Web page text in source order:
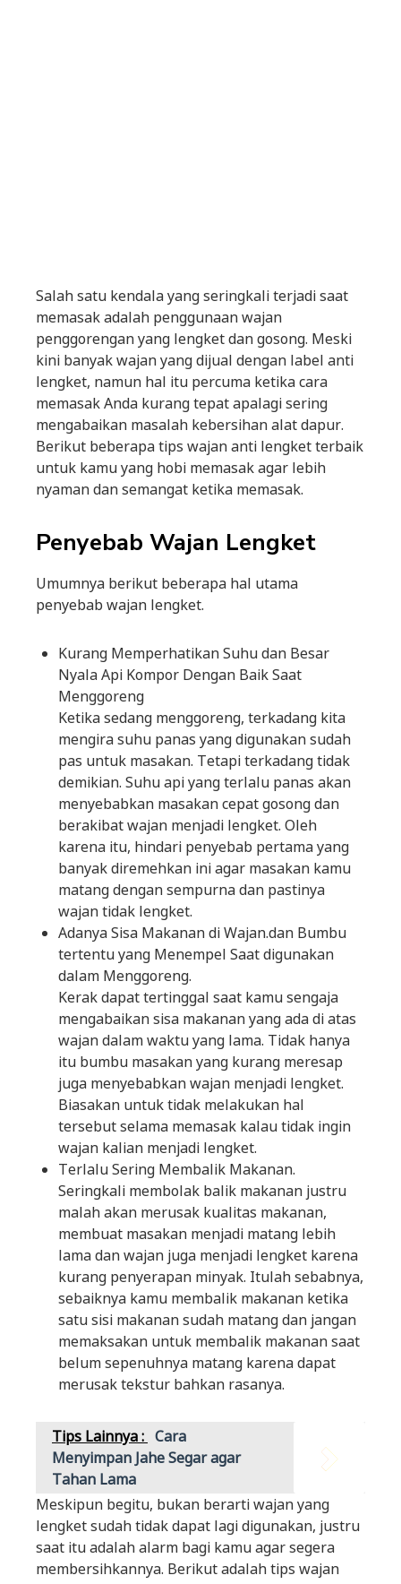
Salah satu kendala yang seringkali terjadi saat
memasak adalah penggunaan wajan
penggorengan yang lengket dan gosong. Meski
kini banyak wajan yang dijual dengan label anti
lengket, namun hal itu percuma ketika cara
memasak Anda kurang tepat apalagi sering
mengabaikan masalah kebersihan alat dapur.
Berikut beberapa tips wajan anti lengket terbaik
untuk kamu yang hobi memasak agar lebih
nyaman dan semangat ketika memasak.
Penyebab Wajan Lengket
Umumnya berikut beberapa hal utama
penyebab wajan lengket.
Kurang Memperhatikan Suhu dan Besar
Nyala Api Kompor Dengan Baik Saat
Menggoreng
Ketika sedang menggoreng, terkadang kita
mengira suhu panas yang digunakan sudah
pas untuk masakan. Tetapi terkadang tidak
demikian. Suhu api yang terlalu panas akan
menyebabkan masakan cepat gosong dan
berakibat wajan menjadi lengket. Oleh
karena itu, hindari penyebab pertama yang
banyak diremehkan ini agar masakan kamu
matang dengan sempurna dan pastinya
wajan tidak lengket.
Adanya Sisa Makanan di Wajan.dan Bumbu
tertentu yang Menempel Saat digunakan
dalam Menggoreng.
Kerak dapat tertinggal saat kamu sengaja
mengabaikan sisa makanan yang ada di atas
wajan dalam waktu yang lama. Tidak hanya
itu bumbu masakan yang kurang meresap
juga menyebabkan wajan menjadi lengket.
Biasakan untuk tidak melakukan hal
tersebut selama memasak kalau tidak ingin
wajan kalian menjadi lengket.
Terlalu Sering Membalik Makanan.
Seringkali membolak balik makanan justru
malah akan merusak kualitas makanan,
membuat masakan menjadi matang lebih
lama dan wajan juga menjadi lengket karena
kurang penyerapan minyak. Itulah sebabnya,
sebaiknya kamu membalik makanan ketika
satu sisi makanan sudah matang dan jangan
memaksakan untuk membalik makanan saat
belum sepenuhnya matang karena dapat
merusak tekstur bahkan rasanya.
Tips Lainnya : Cara
Menyimpan Jahe Segar agar
Tahan Lama
Meskipun begitu, bukan berarti wajan yang
lengket sudah tidak dapat lagi digunakan, justru
saat itu adalah alarm bagi kamu agar segera
membersihkannya. Berikut adalah tips wajan